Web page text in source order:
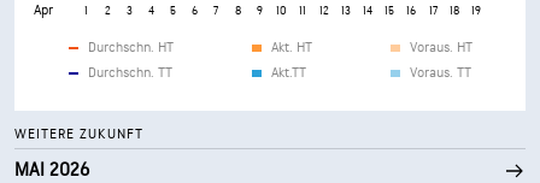
Apr 1 2 3 4 5 6 7 8 9 10 11 12 13 14 15 16 17 18 19
Durchschn. HT
Durchschn. TT
Akt. HT
Akt.TT
Voraus. HT
Voraus. TT
WEITERE ZUKUNFT
MAI 2026